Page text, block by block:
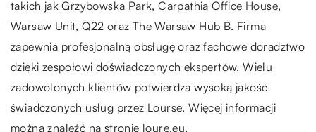
takich jak Grzybowska Park, Carpathia Office House,
Warsaw Unit, Q22 oraz The Warsaw Hub B. Firma
zapewnia profesjonalną obsługę oraz fachowe doradztwo
dzięki zespołowi doświadczonych ekspertów. Wielu
zadowolonych klientów potwierdza wysoką jakość
świadczonych usług przez Lourse. Więcej informacji
można znaleźć na stronie loure.eu.